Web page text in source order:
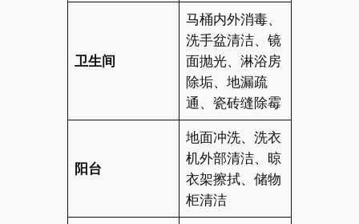
卫生间
马桶内外消毒、
洗手盆清洁、镜
面抛光、淋浴房
除垢、地漏疏
通、瓷砖缝除霉
阳台
地面冲洗、洗衣
机外部清洁、晾
衣架擦拭、储物
柜清洁